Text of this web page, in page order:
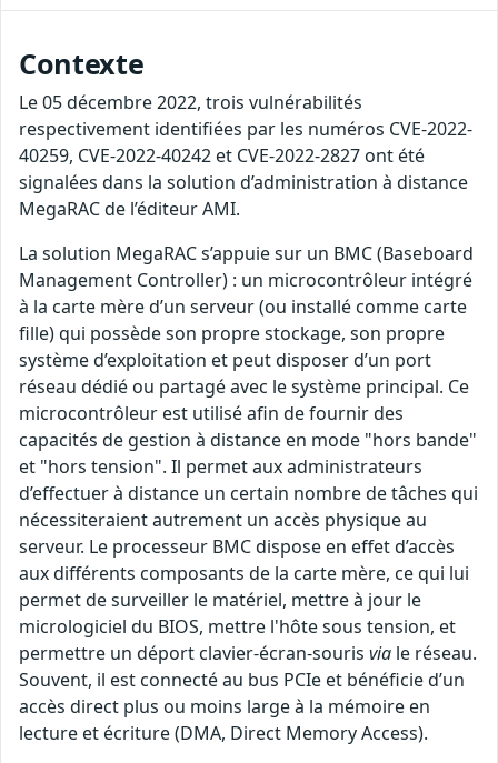
Contexte
Le 05 décembre 2022, trois vulnérabilités
respectivement identifiées par les numéros CVE-2022-
40259, CVE-2022-40242 et CVE-2022-2827 ont été
signalées dans la solution d’administration à distance
MegaRAC de l’éditeur AMI.
La solution MegaRAC s’appuie sur un BMC (Baseboard
Management Controller) : un microcontrôleur intégré
à la carte mère d’un serveur (ou installé comme carte
fille) qui possède son propre stockage, son propre
système d’exploitation et peut disposer d’un port
réseau dédié ou partagé avec le système principal. Ce
microcontrôleur est utilisé afin de fournir des
capacités de gestion à distance en mode "hors bande"
et "hors tension". Il permet aux administrateurs
d’effectuer à distance un certain nombre de tâches qui
nécessiteraient autrement un accès physique au
serveur. Le processeur BMC dispose en effet d’accès
aux différents composants de la carte mère, ce qui lui
permet de surveiller le matériel, mettre à jour le
micrologiciel du BIOS, mettre l'hôte sous tension, et
permettre un déport clavier-écran-souris via le réseau.
Souvent, il est connecté au bus PCIe et bénéficie d’un
accès direct plus ou moins large à la mémoire en
lecture et écriture (DMA, Direct Memory Access).